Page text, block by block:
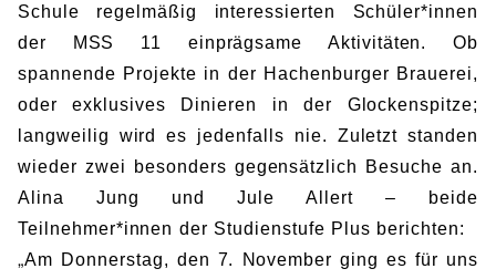
Schule regelmäßig interessierten Schüler*innen
der MSS 11 einprägsame Aktivitäten. Ob
spannende Projekte in der Hachenburger Brauerei,
oder exklusives Dinieren in der Glockenspitze;
langweilig wird es jedenfalls nie. Zuletzt standen
wieder zwei besonders gegensätzlich Besuche an.
Alina Jung und Jule Allert – beide
Teilnehmer*innen der Studienstufe Plus berichten:
„Am Donnerstag, den 7. November ging es für uns